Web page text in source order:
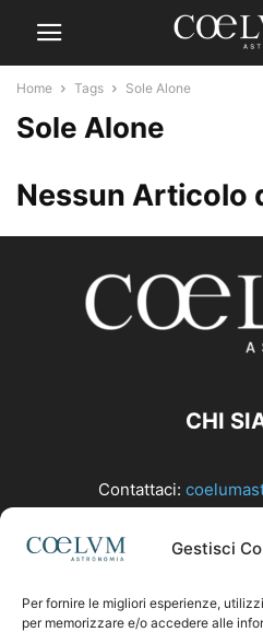
Gestisci
Per fornire le migliori esperienze,
per memorizzare e/o accedere alle
Home Tags Sole Alone
Sole Alone
Nessun Articolo
CHI
Contattaci: